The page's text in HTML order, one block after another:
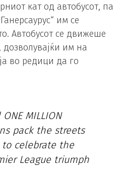
кат од автобусот, па
им се
Автобусот се движеше
им на
во редици да го
MILLION
pack the streets
to celebrate the
League triumph